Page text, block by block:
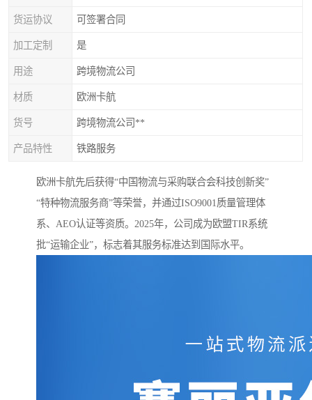
货运协议 可签署合同
加工定制 是
用途 跨境物流公司
材质 欧洲卡航
货号 跨境物流公司**
产品特性 铁路服务
欧洲卡航先后获得“中国物流与采购联合会科技创新奖”
“特种物流服务商”等荣誉，并通过ISO9001质量管理体
系、AEO认证等资质。2025年，公司成为欧盟TIR系统
批“运输企业”，标志着其服务标准达到国际水平。